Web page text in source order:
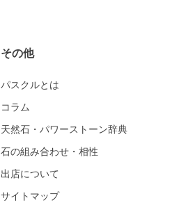
その他
パスクルとは
コラム
天然石・パワーストーン辞典
石の組み合わせ・相性
出店について
サイトマップ